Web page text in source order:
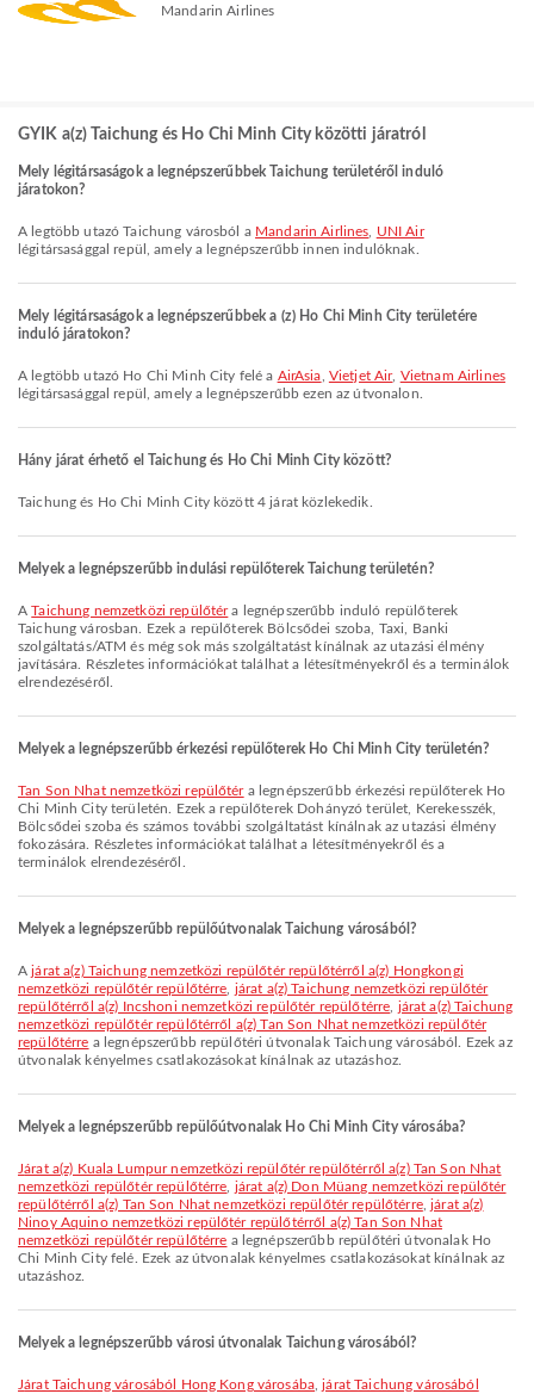
Mandarin Airlines
GYIK a(z) Taichung és Ho Chi Minh City közötti járatról
Mely légitársaságok a legnépszerűbbek Taichung területéről induló
járatokon?
A legtöbb utazó Taichung városból a Mandarin Airlines
UNI Air
légitársasággal repül, amely a legnépszerűbb innen indulóknak.
Mely légitársaságok a legnépszerűbbek a (z) Ho Chi Minh City területére
induló járatokon?
A legtöbb utazó Ho Chi Minh City felé a AirAsia Vietjet Air, Vietnam Airlines
légitársasággal repül, amely a legnépszerűbb ezen az útvonalon.
Hány járat érhető el Taichung és Ho Chi Minh City között?
Taichung és Ho Chi Minh City között 4 járat közlekedik.
Melyek a legnépszerűbb indulási repülőterek Taichung területén?
ATaichung nemzetközi repülőtéra legnépszerűbb induló repülőterek
Taichung városban. Ezek a repülőterek Bölcsődei szoba, Taxi, Banki
szolgáltatás/ATM és még sok más szolgáltatást kínálnak az utazási élmény
javítására. Részletes információkat találhat a létesítményekről és a terminálok
elrendezéséről.
Melyek a legnépszerűbb érkezési repülőterek Ho Chi Minh City területén?
Tan Son Nhat nemzetközi repülőtéra legnépszerűbb érkezési repülőterek Ho
Chi Minh City területén. Ezek a repülőterek Dohányzó terület, Kerekesszék,
Bölcsődei szoba és számos további szolgáltatást kínálnak az utazási élmény
fokozására. Részletes információkat találhat a létesítményekről és a
terminálok elrendezéséről.
Melyek a legnépszerűbb repülőútvonalak Taichung városából?
Ajárat a(z) Taichung nemzetközi repülőtér repülőtérről a(z) Hongkongi
nemzetközi repülőtér repülőtérre járat a(z) Taichung nemzetközi repülőtér
repülőtérről a(z) Incshoni nemzetközi repülőtér repülőtérre járat a(z) Taichung
nemzetközi repülőtér repülőtérről a(z) Tan Son Nhat nemzetközi repülőtér
repülőtérre a legnépszerűbb repülőtéri útvonalak Taichung városából. Ezek az
útvonalak kényelmes csatlakozásokat kínálnak az utazáshoz.
Melyek a legnépszerűbb repülőútvonalak Ho Chi Minh City városába?
járat a(z) Kuala Lumpur nemzetközi repülőtér repülőtérről a(z) Tan Son Nhat
nemzetközi repülőtér repülőtérre járat a(z) Don Müang nemzetközi repülőtér
repülőtérről a(z) Tan Son Nhat nemzetközi repülőtér repülőtérre,járat a(z)
Ninoy Aquino nemzetközi repülőtér repülőtérről a(z) Tan Son Nhat
nemzetközi repülőtér repülőtérre a legnépszerűbb repülőtéri útvonalak Ho
Chi Minh City felé. Ezek az útvonalak kényelmes csatlakozásokat kínálnak az
utazáshoz.
Melyek a legnépszerűbb városi útvonalak Taichung városából?
járat Taichung városából Hong Kong városába ,járat Taichung városából